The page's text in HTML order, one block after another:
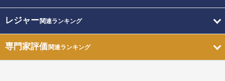
レジャー関連ランキング
専門家評価関連ランキング